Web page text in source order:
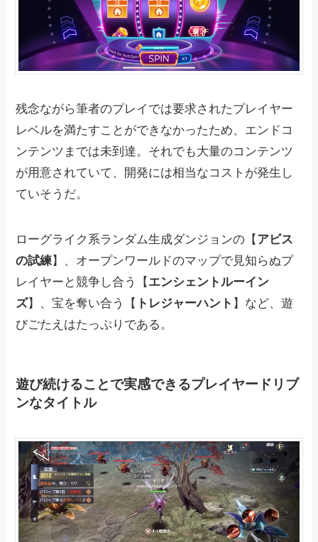
残念ながら筆者のプレイでは要求されたプレイヤー
レベルを満たすことができなかったため、エンドコ
ンテンツまでは未到達。それでも大量のコンテンツ
が用意されていて、開発には相当なコストが発生し
ていそうだ。
ローグライク系ランダム生成ダンジョンの【 アビス
の試練】、​​オープンワールドのマップで見知らぬプ
レイヤーと競争し合う【 エンシェントルーイン
ズ】、宝を奪い合う【 トレジャーハント 】など、遊
びごたえはたっぷりである。
遊び続けることで実感できるプレイヤードリブ
ンなタイトル